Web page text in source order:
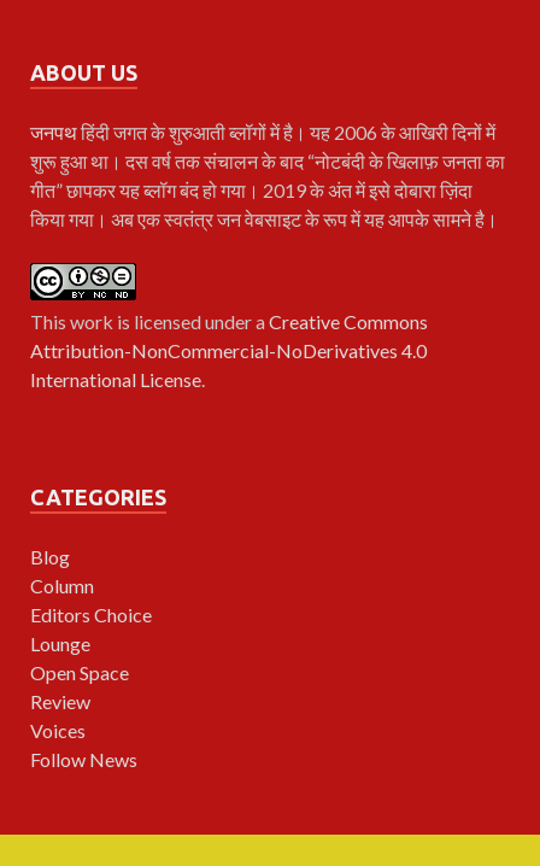
ABOUT US
जनपथहिंदी जगत के शुरुआती ब्लॉगों में है। यह 2006 के आखिरी दिनों में
शुरू हुआ था। दस वर्ष तक संचालन के बाद “नोटबंदी के खिलाफ़ जनता का
गीत” छापकर यह ब्लॉग बंद हो गया। 2019 के अंत में इसे दोबारा ज़िंदा
किया गया। अब एक स्वतंत्र जन वेबसाइट के रूप में यह आपके सामने है।
This work is licensed under aCreative Commons
Attribution-NonCommercial-NoDerivatives 4.0
International License.
CATEGORIES
Blog
Column
Editors Choice
Lounge
Open Space
Review
Voices
Follow News